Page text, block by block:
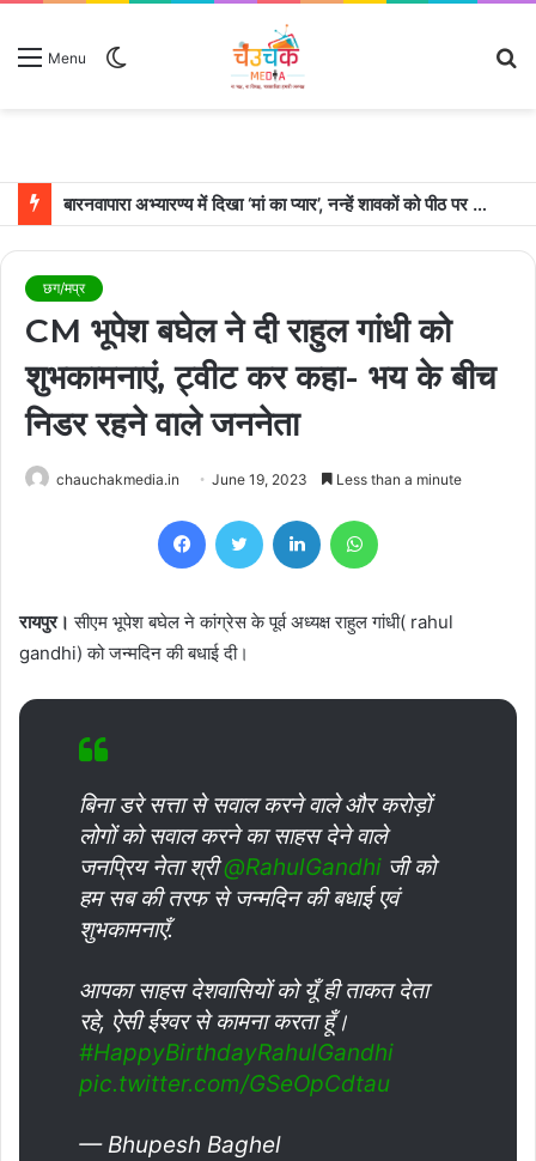
Menu
बारनवापारा अभ्यारण्य में दिखा ‘मां का प्यार’, नन्हें शावकों को पीठ पर बैठाकर घूमती दिखी मादा भालू
छग/मप्र
CM भूपेश बघेल ने दी राहुल गांधी को
शुभकामनाएं, ट्वीट कर कहा- भय के बीच
निडर रहने वाले जननेता
chauchakmedia.in June 19, 2023 Less than a minute
FacebookTwitter LinkedIn
रायपुर। सीएम भूपेश बघेल ने कांग्रेस के पूर्व अध्यक्ष राहुल गांधी( rahul
gandhi) को जन्मदिन की बधाई दी।
बिना डरे सत्ता से सवाल करने वाले और करोड़ों
लोगों को सवाल करने का साहस देने वाले
जनप्रिय नेता श्री@RahulGandhi जी को
हम सब की तरफ से जन्मदिन की बधाई एवं
शुभकामनाएँ.
आपका साहस देशवासियों को यूँ ही ताकत देता
रहे, ऐसी ईश्वर से कामना करता हूँ।
#HappyBirthdayRahulGandhi
pic.twitter.com/GSeOpCdtau
— Bhupesh Baghel